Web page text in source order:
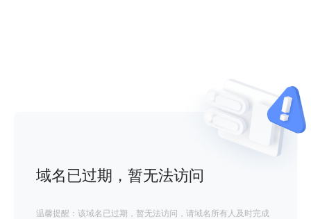
域名已过期，暂无法访问
温馨提醒：该域名已过期，暂无法访问，请域名所有人及时完成